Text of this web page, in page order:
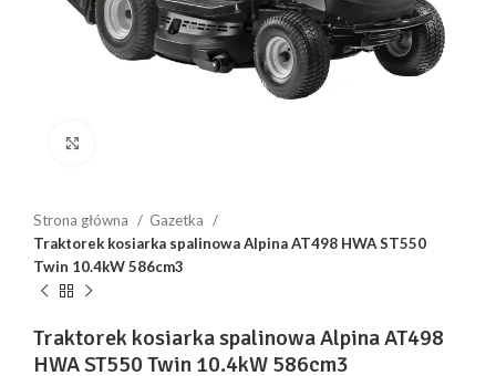
Strona główna
Gazetka
Traktorek kosiarka spalinowa Alpina AT498 HWA ST550
Twin 10.4kW 586cm3
Traktorek kosiarka spalinowa Alpina AT498
HWA ST550 Twin 10.4kW 586cm3